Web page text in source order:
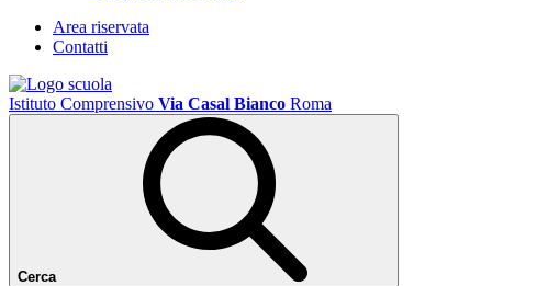
Area riservata
Contatti
Istituto Comprensivo Via Casal Bianco Roma
Cerca